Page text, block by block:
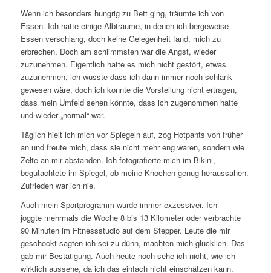
Wenn ich besonders hungrig zu Bett ging, träumte ich von
Essen. Ich hatte einige Albträume, in denen ich bergeweise
Essen verschlang, doch keine Gelegenheit fand, mich zu
erbrechen. Doch am schlimmsten war die Angst, wieder
zuzunehmen. Eigentlich hätte es mich nicht gestört, etwas
zuzunehmen, ich wusste dass ich dann immer noch schlank
gewesen wäre, doch ich konnte die Vorstellung nicht ertragen,
dass mein Umfeld sehen könnte, dass ich zugenommen hatte
und wieder „normal“ war.
Täglich hielt ich mich vor Spiegeln auf, zog Hotpants von früher
an und freute mich, dass sie nicht mehr eng waren, sondern wie
Zelte an mir abstanden. Ich fotografierte mich im Bikini,
begutachtete im Spiegel, ob meine Knochen genug heraussahen.
Zufrieden war ich nie.
Auch mein Sportprogramm wurde immer exzessiver. Ich
joggte mehrmals die Woche 8 bis 13 Kilometer oder verbrachte
90 Minuten im Fitnessstudio auf dem Stepper. Leute die mir
geschockt sagten ich sei zu dünn, machten mich glücklich. Das
gab mir Bestätigung. Auch heute noch sehe ich nicht, wie ich
wirklich aussehe, da ich das einfach nicht einschätzen kann.